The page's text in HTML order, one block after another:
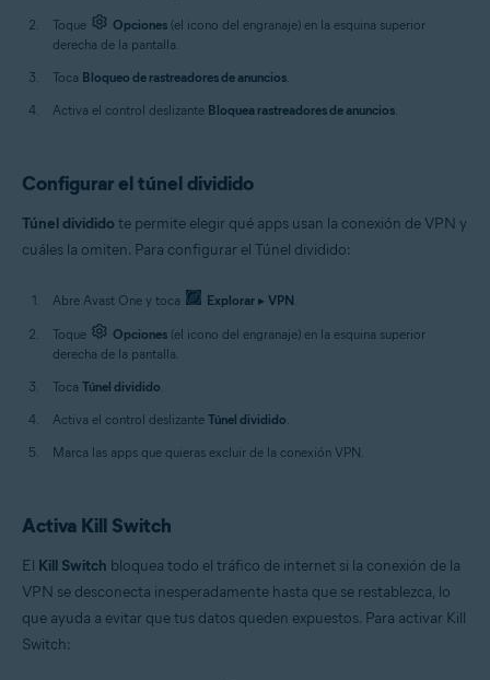
Toque Opciones (el icono del engranaje) en la esquina superior
derecha de la pantalla.
Toca Bloqueo de rastreadores de anuncios.
Activa el control deslizante Bloquea rastreadores de anuncios.
Configurar el túnel dividido
Túnel dividido te permite elegir qué apps usan la conexión de VPN y
cuáles la omiten. Para configurar el Túnel dividido:
Abre Avast One y toca Explorar ▸ VPN.
Toque Opciones (el icono del engranaje) en la esquina superior
derecha de la pantalla.
Toca Túnel dividido.
Activa el control deslizante Túnel dividido.
Marca las apps que quieras excluir de la conexión VPN.
Activa Kill Switch
El Kill Switch bloquea todo el tráfico de internet si la conexión de la
VPN se desconecta inesperadamente hasta que se restablezca, lo
que ayuda a evitar que tus datos queden expuestos. Para activar Kill
Switch: